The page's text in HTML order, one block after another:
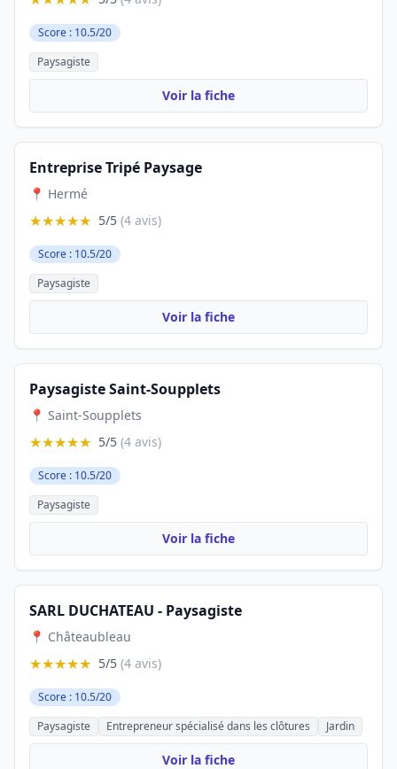
Score : 10.5/20
Paysagiste
Voir la fiche
Entreprise Tripé Paysage
📍 Hermé
★★★★★ 5/5 (4 avis)
Score : 10.5/20
Paysagiste
Voir la fiche
Paysagiste Saint-Soupplets
📍 Saint-Soupplets
★★★★★ 5/5 (4 avis)
Score : 10.5/20
Paysagiste
Voir la fiche
SARL DUCHATEAU - Paysagiste
📍 Châteaubleau
★★★★★ 5/5 (4 avis)
Score : 10.5/20
Paysagiste
Entrepreneur spécialisé dans les clôtures Jardin
Voir la fiche